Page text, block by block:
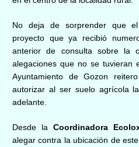
No deja de sorprender que
proyecto que ya recibió
anterior de consulta sobre la
alegaciones que no se tuvieran
Ayuntamiento de Gozon
autorizar al ser suelo agrícola
adelante.
Desde la Coordinadora
alegar contra la ubicación de